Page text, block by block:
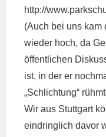
http://
(Auch bei uns kam
wieder hoch, da
öffentlichen
ist, in der er
„Schlichtung“
Wir aus Stuttgart
eindringlich davor